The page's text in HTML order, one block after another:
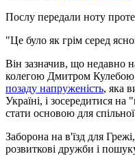
Послу передали ноту
"Це було як грім серед
Він зазначив, що недавно
колегою Дмитром
позаду напруженість, яка
Україні, і зосередитися
стати основою для спільної
Заборона на в'їзд для
розвиткові дружби і